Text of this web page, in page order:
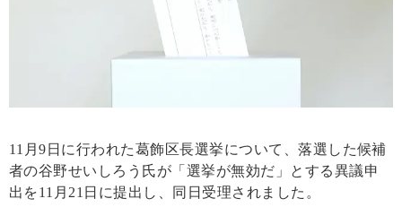
11月9日に行われた葛飾区長選挙について、落選した候補
者の谷野せいしろう氏が「選挙が無効だ」とする異議申
出を11月21日に提出し、同日受理されました。